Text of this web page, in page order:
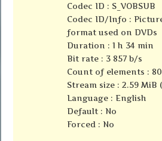
Codec ID : S_VOBSUB
Codec ID/Info :
format used on DVDs
Duration : 1 h 34 min
Bit rate : 3 857 b/s
Count of elements :
Stream size : 2.59 MiB
Language : English
Default : No
Forced : No